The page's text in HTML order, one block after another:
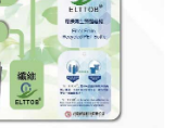
memilih untuk
rasmi Taiwan
MONEY" dan